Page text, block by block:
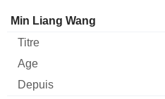
Dirigeant Titre Age
Min Liang Wang